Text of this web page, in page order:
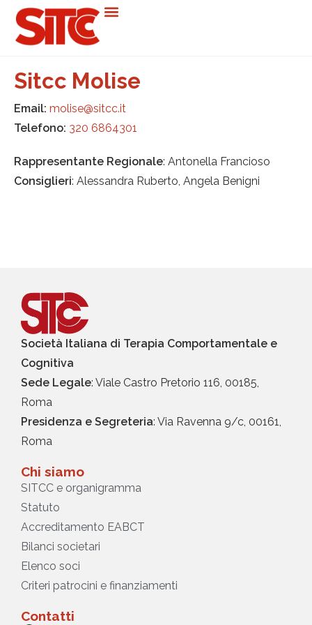
Sitcc Molise
Email: molise@sitcc.it
Telefono: 320 6864301
Rappresentante Regionale: Antonella Francioso
Consiglieri: Alessandra Ruberto, Angela Benigni
Società Italiana di Terapia Comportamentale e
Cognitiva
Sede Legale: Viale Castro Pretorio 116, 00185,
Roma
Presidenza e Segreteria: Via Ravenna 9/c, 00161,
Roma
Chi siamo
SITCC e organigramma
Statuto
Accreditamento EABCT
Bilanci societari
Elenco soci
Criteri patrocini e finanziamenti
Contatti